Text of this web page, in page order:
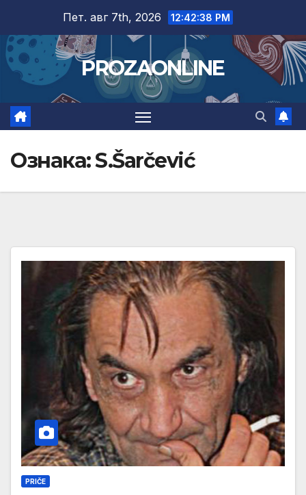
content
Пет. авг 7th, 2026 12:42:40 PM
PROZAONLINE
Ознака:S.Šarčević
PRIČE